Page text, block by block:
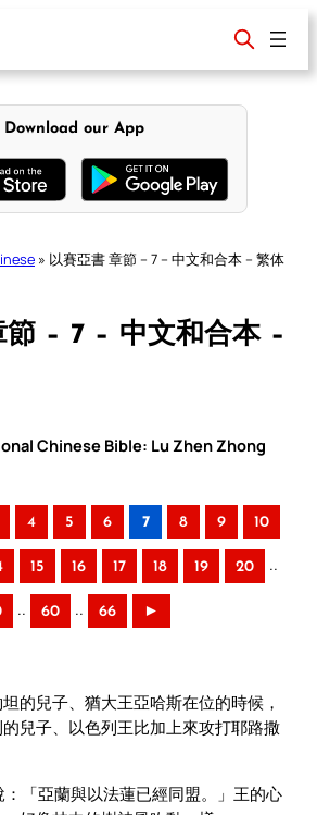
Download our App
» 以賽亞書 章節 – 7 – 中文和合本 – 繁体
節 – 7 – 中文和合本 –
Chinese Bible: Lu Zhen Zhong
4 5 6 7 8 9 10
15 16 17 18 19 20 ..
.. 60 .. 66 ►
的兒子、猶大王亞哈斯在位的時候，
兒子、以色列王比加上來攻打耶路撒
「亞蘭與以法蓮已經同盟。」王的心